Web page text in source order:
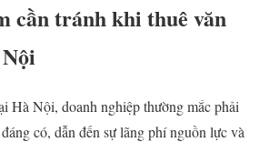
cần tránh khi thuê văn
Hà Nội, doanh nghiệp thường mắc phải
có, dẫn đến sự lãng phí nguồn lực và